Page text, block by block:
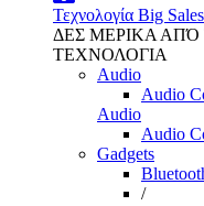
Τεχνολογία Big Sales
ΔΕΣ ΜΕΡΙΚΑ
ΤΕΧΝΟΛΟΓΙΑ
Audio
Audio
Audio
Audio
Gadgets
/